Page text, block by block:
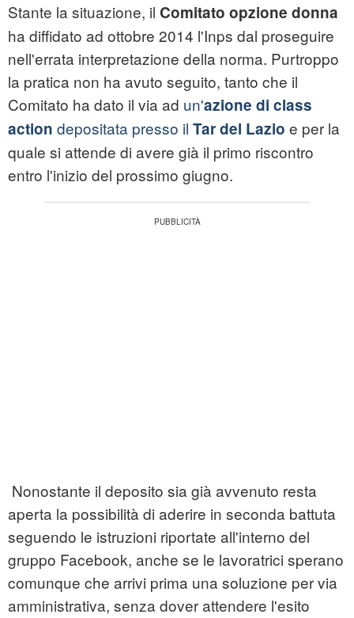
Stante la situazione, il Comitato opzione donna
ha diffidato ad ottobre 2014 l'Inps dal proseguire
nell'errata interpretazione della norma. Purtroppo
la pratica non ha avuto seguito, tanto che il
Comitato ha dato il via ad un'azione di class
action depositata presso il Tar del Lazio e per la
quale si attende di avere già il primo riscontro
entro l'inizio del prossimo giugno.
Nonostante il deposito sia già avvenuto resta
aperta la possibilità di aderire in seconda battuta
seguendo le istruzioni riportate all'interno del
gruppo Facebook, anche se le lavoratrici sperano
comunque che arrivi prima una soluzione per via
amministrativa, senza dover attendere l'esito